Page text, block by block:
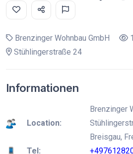
Brenzinger Wohnbau GmbH
Stühlingerstraße 24
Informationen
Location:
Brenzinger
Breisgau,
Tel: